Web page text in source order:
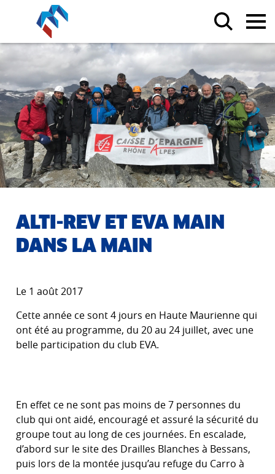
ALTI-REV ET EVA MAIN
DANS LA MAIN
Le 1 août 2017
Cette année ce sont 4 jours en Haute Maurienne qui
ont été au programme, du 20 au 24 juillet, avec une
belle participation du club EVA.
En effet ce ne sont pas moins de 7 personnes du
club qui ont aidé, encouragé et assuré la sécurité du
groupe tout au long de ces journées. En escalade,
d’abord sur le site des Drailles Blanches à Bessans,
puis lors de la montée jusqu’au refuge du Carro à